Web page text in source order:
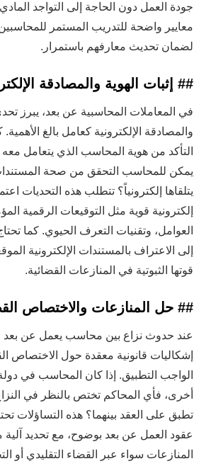
جودة العمل دون الحاجة إلى التواجد
معايير واضحة للتدريب المستمر
لضمان تحديث معارفهم باستمرار.
## إثبات الهوية والمصادقة
في المعاملات المحاسبية عن بعد، يبرز
والمصادقة الإلكترونية كعامل بالغ
التأكد من هوية المحاسب الذي يتعامل
يمكن للمحاسب التحقق من صحة المستندات
يتلقاها إلكترونياً؟ تتطلب هذه التحديات
إلكترونية قوية مثل التوقيعات الرقمية
العوامل، وتقنيات التعرف الحيوي. كما تحتاج
إلى الاعتراف بالمستندات الإلكترونية
قوتها الثبوتية في المنازعات القضائية.
## حل المنازعات والاختصاص
عند حدوث نزاع بين محاسب يعمل عن بعد
إشكاليات قانونية معقدة حول الاختصاص
الواجب التطبيق. إذا كان المحاسب في
أخرى، فأي المحاكم تختص بالنظر في
تطبق على العقد بينهما؟ هذه التساؤلات
عقود العمل عن بعد بوضوح، مع تحديد
المنازعات سواء عبر القضاء التقليدي أو